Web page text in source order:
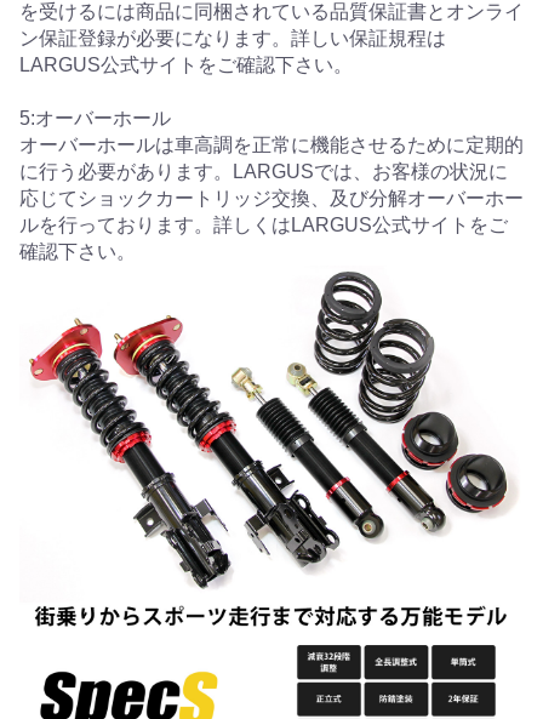
を受けるには商品に同梱されている品質保証書とオンライ
ン保証登録が必要になります。詳しい保証規程は
LARGUS公式サイトをご確認下さい。
5:オーバーホール
オーバーホールは車高調を正常に機能させるために定期的
に行う必要があります。LARGUSでは、お客様の状況に
応じてショックカートリッジ交換、及び分解オーバーホー
ルを行っております。詳しくはLARGUS公式サイトをご
確認下さい。